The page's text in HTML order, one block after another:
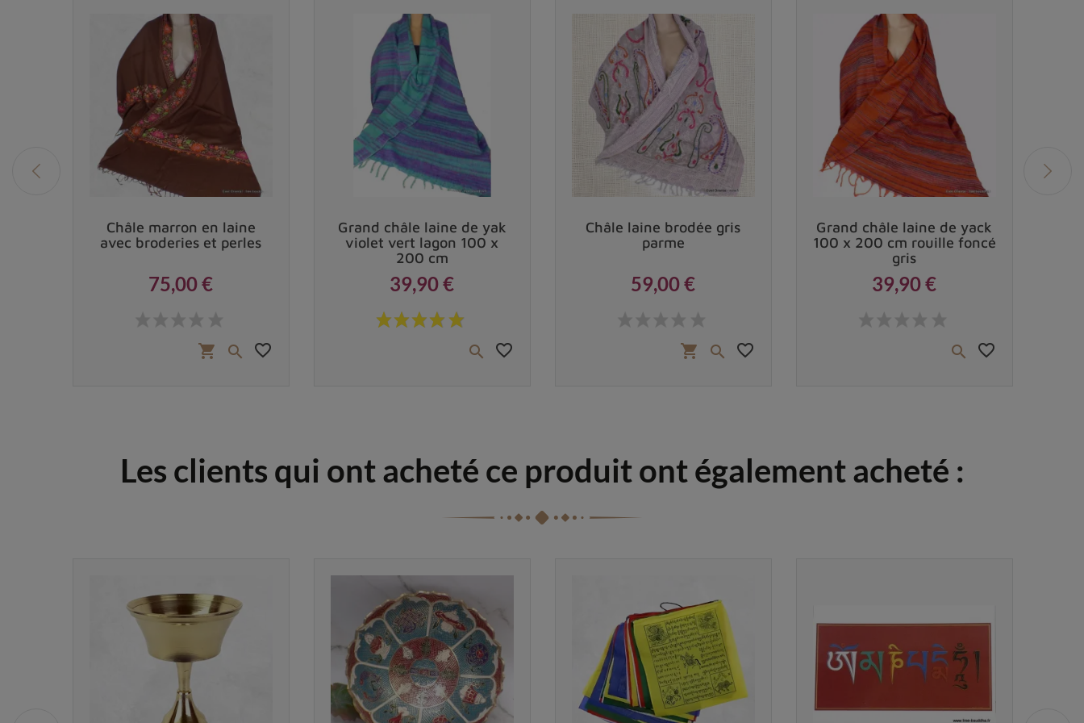
Châle marron en laine
avec broderies et perles
75,00 €
shopping_cart  favorite_border
Grand châle laine de yak
violet vert lagon 100 x
200 cm
Prix
39,90 €
 favorite_border
Châle laine brodée gris
parme
59,00 €
shopping_cart  favorite_border
Grand châle laine de yack
100 x 200 cm rouille foncé
gris
39,90 €
 favorite_border
Les clients qui ont acheté ce produit ont également acheté :